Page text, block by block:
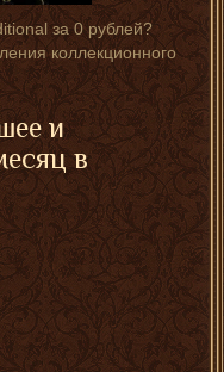
за 0 рублей?
коллекционного
и
в